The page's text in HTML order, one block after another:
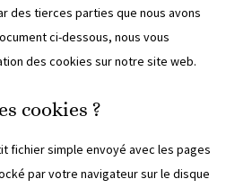
des tierces parties que nous avons
ci-dessous, nous vous
des cookies sur notre site web.
cookies ?
fichier simple envoyé avec les pages
par votre navigateur sur le disque